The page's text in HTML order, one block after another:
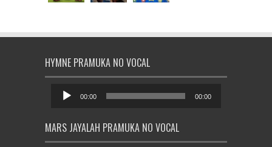
HYMNE PRAMUKA NO VOCAL
Audio
00:00 00:00
MARS JAYALAH PRAMUKA NO VOCAL